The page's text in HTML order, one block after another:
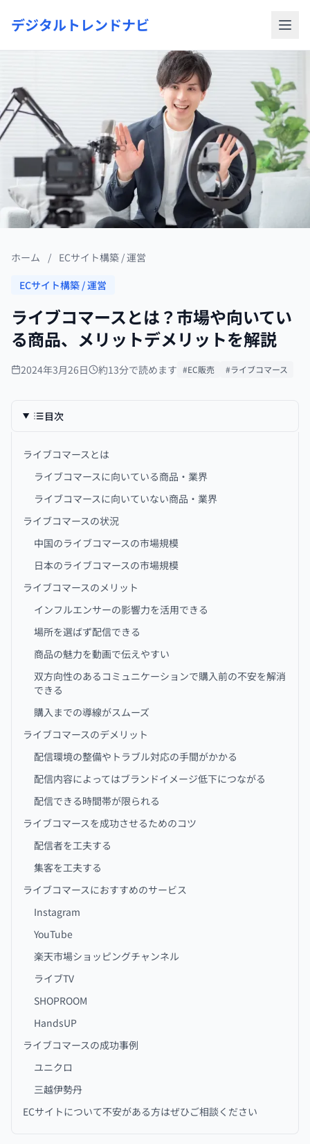
デジタルトレンドナビ
ホーム / ECサイト構築 / 運営
ECサイト構築 / 運営
ライブコマースとは？市場や向いてい
る商品、メリットデメリットを解説
2024年3月26日 約13分で読めます #EC販売 #ライブコマース
目次
ライブコマースとは
ライブコマースに向いている商品・業界
ライブコマースに向いていない商品・業界
ライブコマースの状況
中国のライブコマースの市場規模
日本のライブコマースの市場規模
ライブコマースのメリット
インフルエンサーの影響力を活用できる
場所を選ばず配信できる
商品の魅力を動画で伝えやすい
双方向性のあるコミュニケーションで購入前の不安を解消
できる
購入までの導線がスムーズ
ライブコマースのデメリット
配信環境の整備やトラブル対応の手間がかかる
配信内容によってはブランドイメージ低下につながる
配信できる時間帯が限られる
ライブコマースを成功させるためのコツ
配信者を工夫する
集客を工夫する
ライブコマースにおすすめのサービス
Instagram
YouTube
楽天市場ショッピングチャンネル
ライブTV
SHOPROOM
HandsUP
ライブコマースの成功事例
ユニクロ
三越伊勢丹
ECサイトについて不安がある方はぜひご相談ください